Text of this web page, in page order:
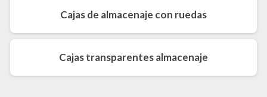
Cajas de almacenaje con ruedas
Cajas transparentes almacenaje